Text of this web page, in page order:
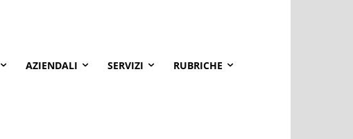
AZIENDALI SERVIZI RUBRICHE